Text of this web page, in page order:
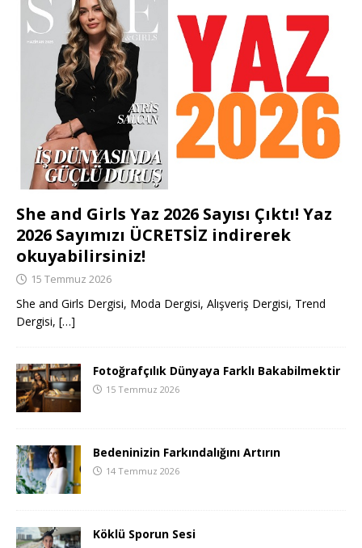
She and Girls Yaz 2026 Sayısı Çıktı! Yaz
2026 Sayımızı ÜCRETSİZ indirerek
okuyabilirsiniz!
15 Temmuz 2026
She and Girls Dergisi, Moda Dergisi, Alışveriş Dergisi, Trend
Dergisi, […]
Fotoğrafçılık Dünyaya Farklı Bakabilmektir
15 Temmuz 2026
Bedeninizin Farkındalığını Artırın
14 Temmuz 2026
Köklü Sporun Sesi